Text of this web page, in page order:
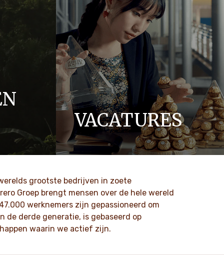
zoals
VACATURES
Geliefd bij generaties, gemaakt door
DISCOVER MORE
grootste bedrijven in zoete
Groep brengt mensen over de hele wereld
werknemers zijn gepassioneerd om
de derde generatie, is gebaseerd op
waarin we actief zijn.